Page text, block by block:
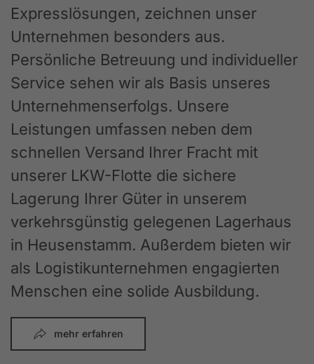
Expresslösungen, zeichnen unser
Unternehmen besonders aus.
Persönliche Betreuung und individueller
Service sehen wir als Basis unseres
Unternehmenserfolgs. Unsere
Leistungen umfassen neben dem
schnellen Versand Ihrer Fracht mit
unserer LKW-Flotte die sichere
Lagerung Ihrer Güter in unserem
verkehrsgünstig gelegenen Lagerhaus
in Heusenstamm. Außerdem bieten wir
als Logistikunternehmen engagierten
Menschen eine solide Ausbildung.
mehr erfahren